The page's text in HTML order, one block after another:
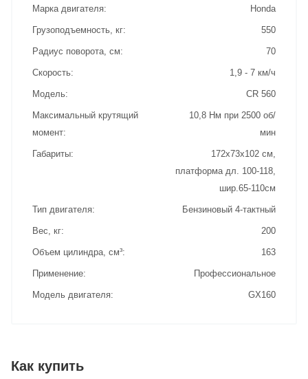
Марка двигателя Honda
Грузоподъемность, кг 550
Радиус поворота, см 70
Скорость 1,9 - 7 км/ч
Модель CR 560
Максимальный крутящий
момент
10,8 Нм при 2500 об/
мин
Габариты
172х73х102 см,
платформа дл. 100-118,
шир.65-110см
Тип двигателя Бензиновый 4-тактный
Вес, кг 200
Объем цилиндра, см³ 163
Применение Профессиональное
Модель двигателя GX160
Как купить